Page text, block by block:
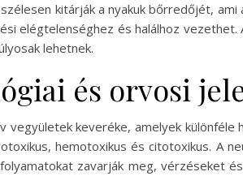
kitárják a nyakuk bőrredőjét,
elégtelenséghez és halálhoz
lehetnek.
és orvosi
keveréke, amelyek
hemotoxikus és citotoxikus. A
zavarják meg, vérzéseket